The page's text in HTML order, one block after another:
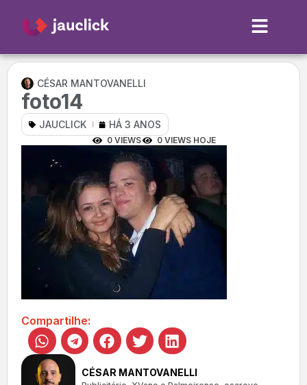
CÉSAR MANTOVANELLI
foto14
JAUCLICK HÁ 3 ANOS
0 VIEWS 0 VIEWS HOJE
Compartilhe:
CÉSAR MANTOVANELLI